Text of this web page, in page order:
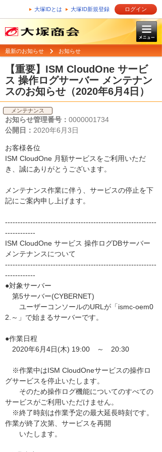
大塚IDとは 大塚ID新規登録 ログイン
最新のお知らせ お知らせ
【重要】ISM CloudOne サービ
ス 操作ログサーバー メンテナン
スのお知らせ（2020年6月4日）
メンテナンス
お知らせ管理番号： 0000001734
公開日： 2020年6月3日
お客様各位
ISM CloudOne 月額サービスをご利用いただ
き、誠にありがとうございます。
メンテナンス作業に伴う、サービスの停止を下
記にご案内申し上げます。
------------------------------------------------------------
------------
ISM CloudOne サービス 操作ログDBサーバー
メンテナンスについて
------------------------------------------------------------
------------
●対象サーバー
第5サーバー(CYBERNET)
ユーザーコンソールのURLが「ismc-oem0
2.～」で始まるサーバーです。
●作業日程
2020年6月4日(木) 19:00 ～ 20:30
※作業中はISM CloudOneサービスの操作ロ
グサービスを停止いたします。
そのため操作ログ機能についてのすべての
サービスがご利用いただけません。
※終了時刻は作業予定の最大延長時刻です。
作業が終了次第、サービスを再開
いたします。